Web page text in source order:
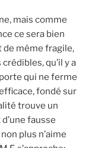
mais comme
ce sera bien
de même fragile,
qu’il y a
qui ne ferme
fondé sur
trouve un
fausse
plus n’aime